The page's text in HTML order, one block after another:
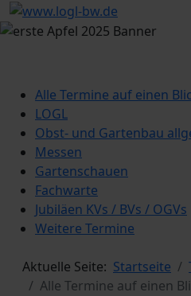
Alle Termine auf einen
LOGL
Obst- und Gartenbau
Messen
Gartenschauen
Fachwarte
Jubiläen KVs / BVs / OGVs
Weitere Termine
Aktuelle Seite: Startseite
Alle Termine auf einen